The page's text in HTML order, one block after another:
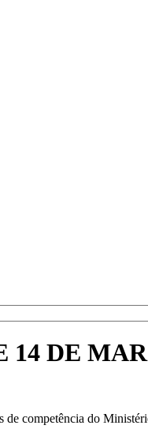
14 DE
competência do